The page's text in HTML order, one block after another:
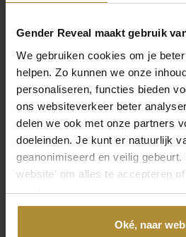
Gender Reveal maakt gebruik
We gebruiken cookies om je
helpen. Zo kunnen we onze
personaliseren, functies bieden
ons websiteverkeer beter
delen we ook met onze partners
doeleinden. Je kunt er natuurlijk
geanonimiseerd en veilig
website' om alles te accepteren
voorkeuren aan.
Oké, naar
Inhalt
N/B
EAN
Hinterlassen Sie Ihre Meinung